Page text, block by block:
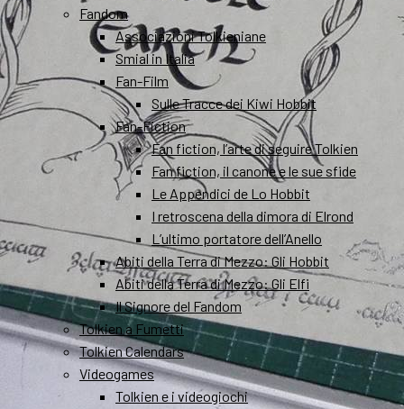
Fandom
Associazioni Tolkieniane
Smial in Italia
Fan-Film
Sulle Tracce dei Kiwi Hobbit
Fan-Fiction
Fan fiction, l’arte di seguire Tolkien
Fan fiction, il canone e le sue sfide
Le Appendici de Lo Hobbit
I retroscena della dimora di Elrond
L’ultimo portatore dell’Anello
Abiti della Terra di Mezzo: Gli Hobbit
Abiti della Terra di Mezzo: Gli Elfi
Il Signore del Fandom
Tolkien a Fumetti
Tolkien Calendars
Videogames
Tolkien e i videogiochi